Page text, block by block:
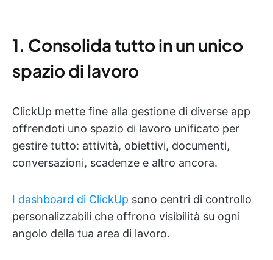
1. Consolida tutto in un unico
spazio di lavoro
ClickUp mette fine alla gestione di diverse app
offrendoti uno spazio di lavoro unificato per
gestire tutto: attività, obiettivi, documenti,
conversazioni, scadenze e altro ancora.
I dashboard di ClickUp sono centri di controllo
personalizzabili che offrono visibilità su ogni
angolo della tua area di lavoro.